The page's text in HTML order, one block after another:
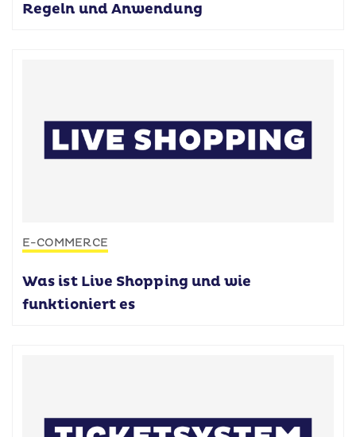
Regeln und Anwendung
E-COMMERCE
Was ist Live Shopping und wie
funktioniert es